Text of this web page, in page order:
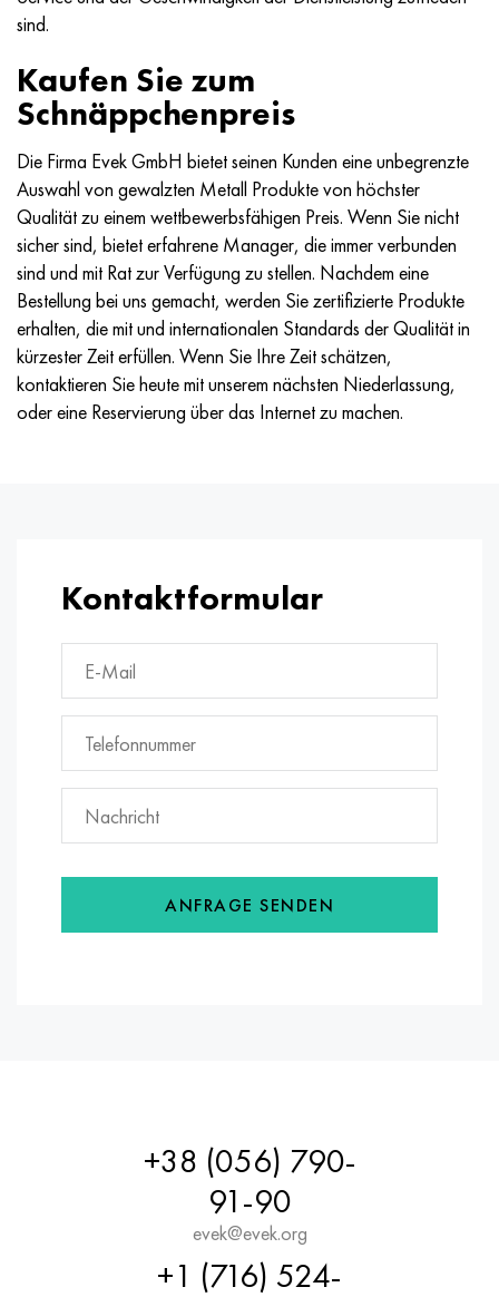
sind.
Kaufen Sie zum
Schnäppchenpreis
Die Firma Evek GmbH bietet seinen Kunden eine unbegrenzte
Auswahl von gewalzten Metall Produkte von höchster
Qualität zu einem wettbewerbsfähigen Preis. Wenn Sie nicht
sicher sind, bietet erfahrene Manager, die immer verbunden
sind und mit Rat zur Verfügung zu stellen. Nachdem eine
Bestellung bei uns gemacht, werden Sie zertifizierte Produkte
erhalten, die mit und internationalen Standards der Qualität in
kürzester Zeit erfüllen. Wenn Sie Ihre Zeit schätzen,
kontaktieren Sie heute mit unserem nächsten Niederlassung,
oder eine Reservierung über das Internet zu machen.
Kontaktformular
ANFRAGE SENDEN
+38 (056) 790-
91-90
evek@evek.org
+1 (716) 524-